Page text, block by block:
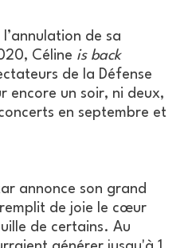
l’annulation de sa
Céline is back
de la Défense
encore un soir, ni deux,
en septembre et
annonce son grand
de joie le cœur
de certains. Au